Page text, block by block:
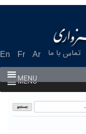
En Fr Ar تماس با ما
MENU
MENU